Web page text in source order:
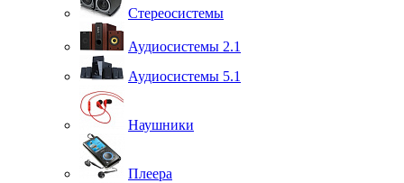
Стереосистемы
Аудиосистемы 2.1
Аудиосистемы 5.1
Наушники
Плеера